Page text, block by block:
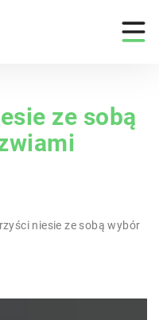
ze sobą
niesie ze sobą wybór